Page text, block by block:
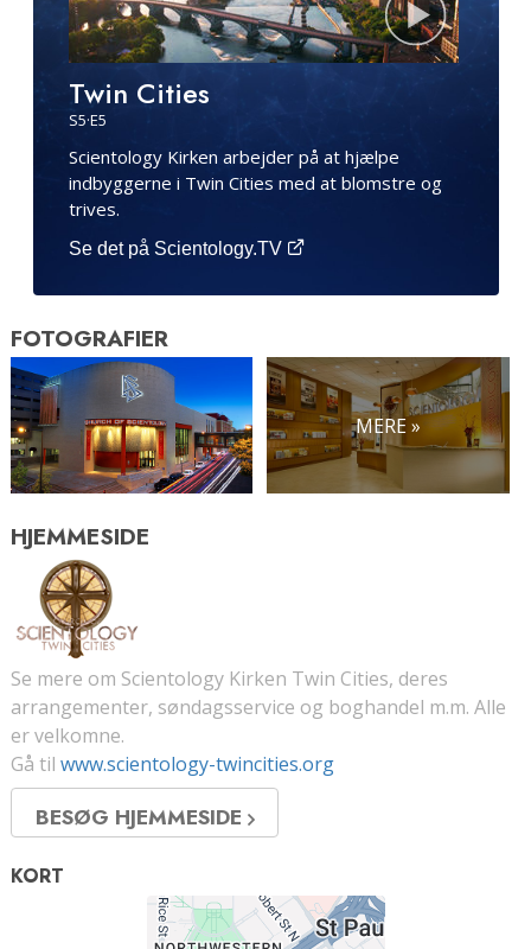
Twin Cities
S5·E5
Scientology Kirken arbejder på at hjælpe
indbyggerne i Twin Cities med at blomstre og
trives.
Se det på Scientology.TV
FOTOGRAFIER
MERE »
HJEMMESIDE
Se mere om Scientology Kirken Twin Cities, deres
arrangementer, søndagsservice og boghandel m.m. Alle
er velkomne.
Gå til www.scientology-twincities.org
BESØG HJEMMESIDE
KORT